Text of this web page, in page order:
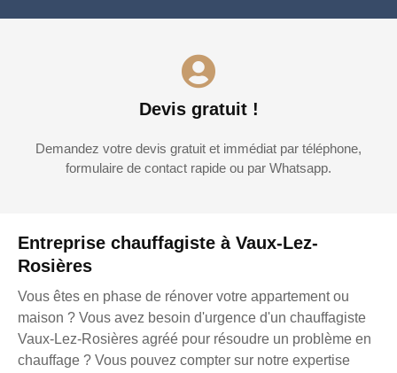
Entreprise chauffagiste à Vaux-Lez-
Rosières
Vous êtes en phase de rénover votre appartement ou
maison ? Vous avez besoin d'urgence d'un chauffagiste
Vaux-Lez-Rosières agréé pour résoudre un problème en
chauffage ? Vous pouvez compter sur notre expertise
Devis gratuit !
Demandez votre devis gratuit et immédiat par téléphone,
formulaire de contact rapide ou par Whatsapp.